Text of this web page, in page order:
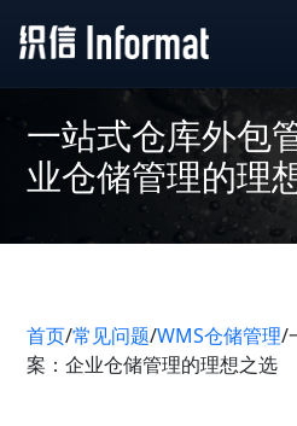
一站式仓库外包
业仓储管理的理
首页/常见问题/WMS仓储管理/
案：企业仓储管理的理想之选